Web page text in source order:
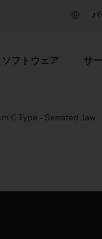
パ
ソフトウェア サ
C Type - Serrated Jaw